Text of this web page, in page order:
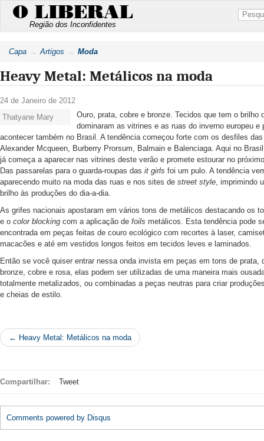
O LIBERAL
Região dos Inconfidentes
Capa Artigos Moda
Heavy Metal: Metálicos na moda
24 de Janeiro de 2012
Thatyane Mary
Ouro, prata, cobre e bronze. Tecidos que tem o brilho
dominaram as vitrines e as ruas do inverno europeu e
acontecer também no Brasil. A tendência começou forte com os desfiles
Alexander Mcqueen, Burberry Prorsum, Balmain e Balenciaga. Aqui no
já começa a aparecer nas vitrines deste verão e promete estourar no
Das passarelas para o guarda-roupas das it girls foi um pulo. A tendência
aparecendo muito na moda das ruas e nos sites de street style, imprimindo
brilho às produções do dia-a-dia.
As grifes nacionais apostaram em vários tons de metálicos destacando os
e o color blocking com a aplicação de foils metálicos. Esta tendência pode
encontrada em peças feitas de couro ecológico com recortes à laser,
macacões e até em vestidos longos feitos em tecidos leves e laminados.
Então se você quiser entrar nessa onda invista em peças em tons de prata,
bronze, cobre e rosa, elas podem ser utilizadas de uma maneira mais
totalmente metalizados, ou combinadas a peças neutras para criar
e cheias de estilo.
← Heavy Metal: Metálicos na moda
Compartilhar: Tweet
Comments powered by Disqus